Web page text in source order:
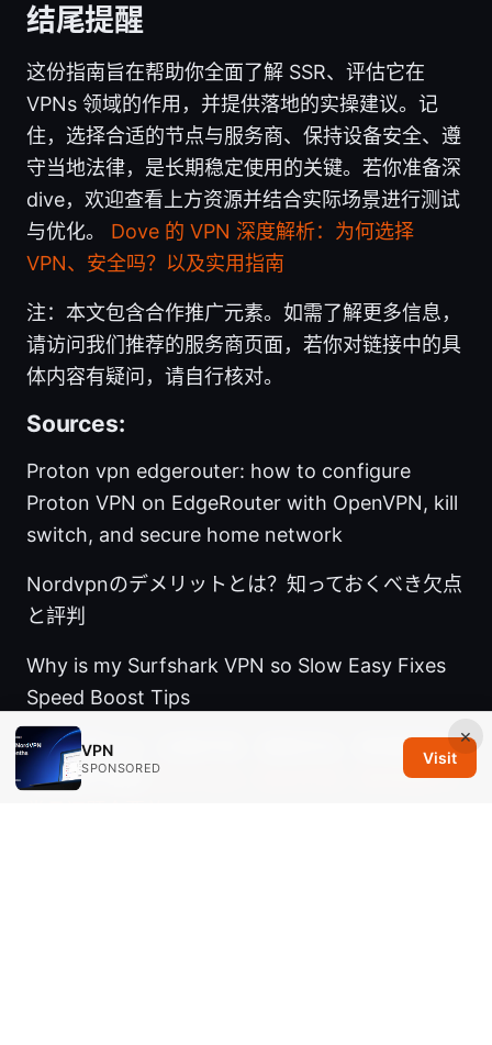
结尾提醒
这份指南旨在帮助你全面了解 SSR、评估它在
VPNs 领域的作用，并提供落地的实操建议。记
住，选择合适的节点与服务商、保持设备安全、遵
守当地法律，是长期稳定使用的关键。若你准备深
dive，欢迎查看上方资源并结合实际场景进行测试
与优化。 Dove 的 VPN 深度解析：为何选择
VPN、安全吗？以及实用指南
注：本文包含合作推广元素。如需了解更多信息，
请访问我们推荐的服务商页面，若你对链接中的具
体内容有疑问，请自行核对。
Sources:
Proton vpn edgerouter: how to configure
Proton VPN on EdgeRouter with OpenVPN, kill
switch, and secure home network
Nordvpnのデメリットとは？知っておくべき欠点
と評判
Why is my Surfshark VPN so Slow Easy Fixes
Speed Boost Tips
西部世界vpn：全面评测、速度优化、跨境解锁与
隐私保护指南Dove vpn：综合评测、使用指南与
×
VPN
SPONSORED
Visit